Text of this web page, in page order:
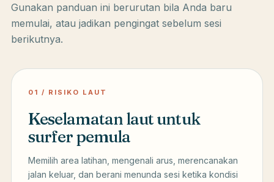
Gunakan panduan ini berurutan bila Anda baru
memulai, atau jadikan pengingat sebelum sesi
berikutnya.
01 / RISIKO LAUT
Keselamatan laut untuk
surfer pemula
Memilih area latihan, mengenali arus, merencanakan
jalan keluar, dan berani menunda sesi ketika kondisi